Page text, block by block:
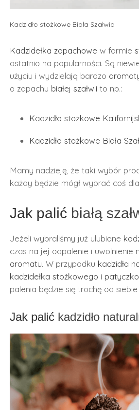
Kadzidło stożkowe Biała Szałwia
Kadzidełka zapachowe w formie
ostatnio na popularności. Są
użyciu i wydzielają bardzo
o zapachu białej szałwii to np.:
Kadzidło stożkowe
Kadzidło stożkowe Biała
Mamy nadzieję, że taki wybór
każdy będzie mógł wybrać coś
Jak palić białą
Jeżeli wybraliśmy już ulubione
czas na jej odpalenie i uwolnienie
aromatu. W przypadku kadzidła
kadzidełka stożkowego i
palenia będzie się trochę od siebie
Jak palić kadzidło